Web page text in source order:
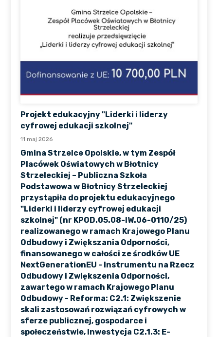
Projekt edukacyjny "Liderki i liderzy
cyfrowej edukacji szkolnej"
11 maj 2026
Gmina Strzelce Opolskie, w tym Zespół
Placówek Oświatowych w Błotnicy
Strzeleckiej – Publiczna Szkoła
Podstawowa w Błotnicy Strzeleckiej
przystąpiła do projektu edukacyjnego
"Liderki i liderzy cyfrowej edukacji
szkolnej" (nr KPOD.05.08-IW.06-0110/25)
realizowanego w ramach Krajowego Planu
Odbudowy i Zwiększania Odporności,
finansowanego w całości ze środków UE
NextGenerationEU - Instrumentu na Rzecz
Odbudowy i Zwiększenia Odporności,
zawartego w ramach Krajowego Planu
Odbudowy - Reforma: C2.1: Zwiększenie
skali zastosowań rozwiązań cyfrowych w
sferze publicznej, gospodarce i
społeczeństwie, Inwestycja C2.1.3: E-